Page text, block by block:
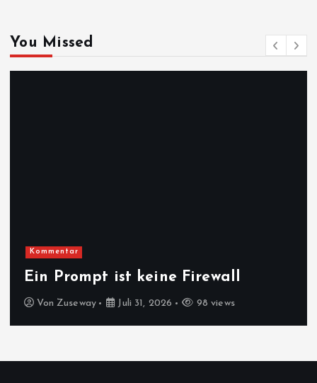
You Missed
Xbox-Reset unter Asha Sharma:
Kurs auf Wachstum
Von Zara und Kael Juli 31, 2026 76 views